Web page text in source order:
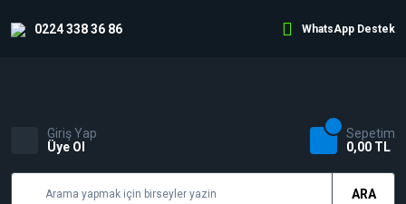
0224 338 36 86 WhatsApp Destek
ARA
Giriş Yap
Üye Ol
Sepetim
0,00 TL